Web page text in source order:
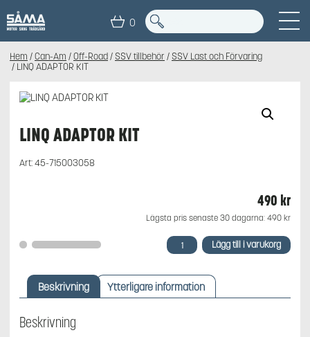
0
Hem /Can-Am /Off-Road/ SSV tillbehör / SSV Last och Förvaring
/ LINQ ADAPTOR KIT
LINQ ADAPTOR KIT
Art:45-715003058
490 kr
Lägsta pris senaste 30 dagarna: 490 kr
LINQ
ADAPTOR
mängd
Lägg till i varukorg
Beskrivning Ytterligare information
Beskrivning